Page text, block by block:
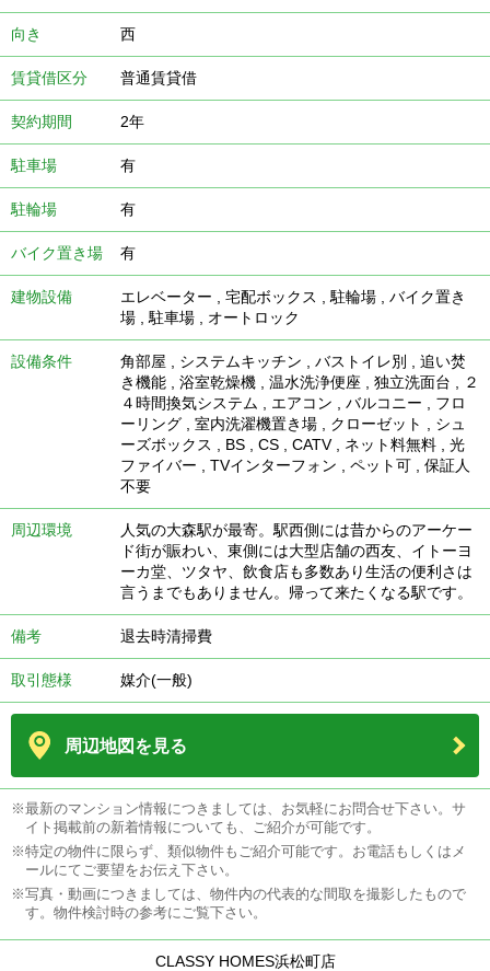
向き 西
賃貸借区分 普通賃貸借
契約期間 2年
駐車場 有
駐輪場 有
バイク置き場 有
建物設備 エレベーター 宅配ボックス 駐輪場
バイク置き
場
駐車場 オートロック
設備条件 角部屋 システムキッチン バストイレ別
追い焚
き機能
浴室乾燥機 温水洗浄便座 独立洗面台
２
４時間換気システム
エアコン バルコニー
フロ
ーリング
室内洗濯機置き場 クローゼット
シュ
ーズボックス
BS CS CATV, ネット料無料
光
ファイバー
TVインターフォン ペット可
保証人
不要
周辺環境
人気の大森駅が最寄。駅西側には昔からのアーケー
ド街が賑わい、東側には大型店舗の西友、イトーヨ
ーカ堂、ツタヤ、飲食店も多数あり生活の便利さは
言うまでもありません。帰って来たくなる駅です。
備考 退去時清掃費
取引態様 媒介(一般)
周辺地図を見る
※最新のマンション情報につきましては、お気軽にお問合せ下さい。サ
イト掲載前の新着情報についても、ご紹介が可能です。
※特定の物件に限らず、類似物件もご紹介可能です。お電話もしくはメ
ールにてご要望をお伝え下さい。
※写真・動画につきましては、物件内の代表的な間取を撮影したもので
す。物件検討時の参考にご覧下さい。
CLASSY HOMES浜松町店